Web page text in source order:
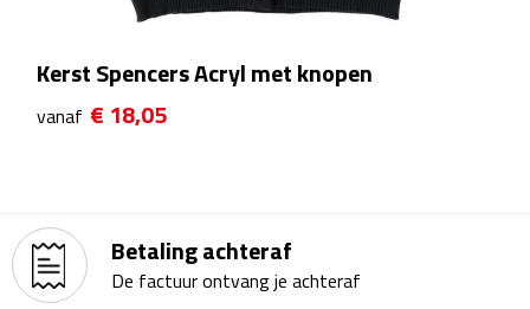
Theeglazen
Kopjes
Mokken
Kerst Spencers Acryl met knopen
vanaf € 18,05
Betaling achteraf
De factuur ontvang je achteraf